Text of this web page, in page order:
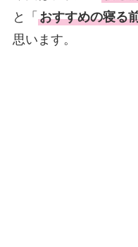
と「 おすすめの寝る
思います。